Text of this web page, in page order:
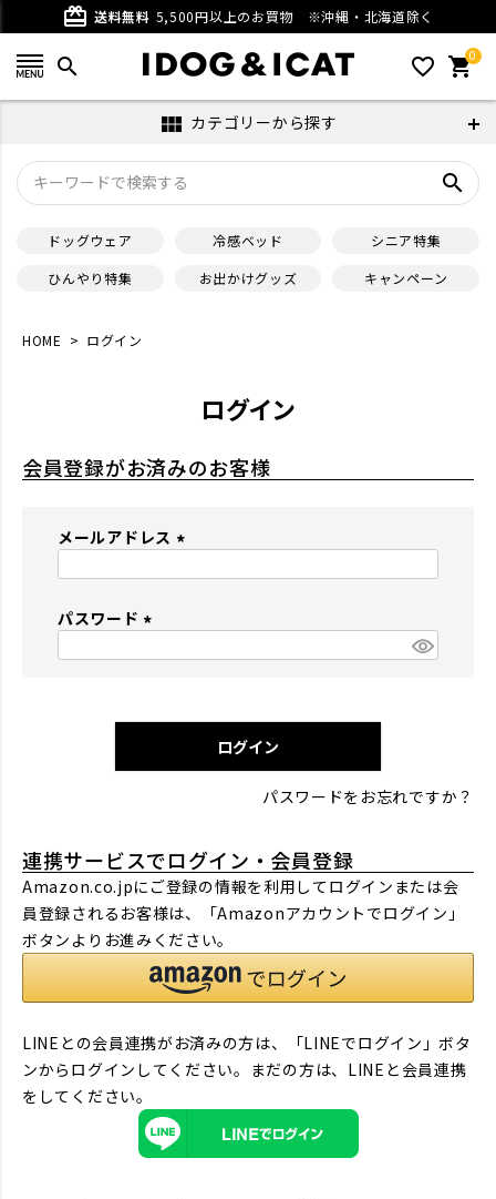
card_giftcard 送料無料 5,500円以上のお買物 ※沖縄・北海道除く
search favorite_outline 0
shopping_cart
view_module カテゴリーから探す
search
ドッグウェア 冷感ベッド
シニア特集
ひんやり特集
お出かけグッズ キャンペーン
HOME ログイン
ログイン
会員登録がお済みのお客様
メールアドレス
パスワード
)
ログイン
パスワードをお忘れですか？
連携サービスでログイン・会員登録
Amazon.co.jpにご登録の情報を利用してログインまたは会
員登録されるお客様は、「Amazonアカウントでログイン」
ボタンよりお進みください。
LINEとの会員連携がお済みの方は、「LINEでログイン」ボタ
ンからログインしてください。まだの方は、 LINEと会員連携
をしてください。